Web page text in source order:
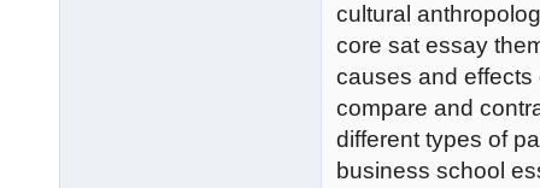
cultural
core sat essay
causes and
compare and
different types of
business school